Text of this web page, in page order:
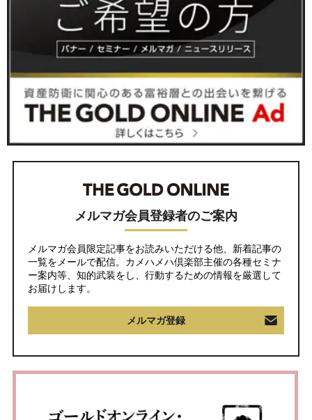
メルマガ会員登録者のご案内
メルマガ会員限定記事をお読みいただける他、新着記事の
一覧をメールで配信。カメハメハ倶楽部主催の各種セミナ
ー案内等、知的武装をし、行動するための情報を厳選して
お届けします。
メルマガ登録